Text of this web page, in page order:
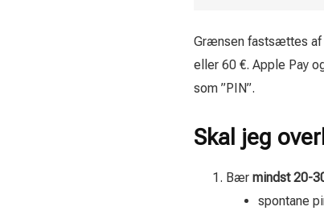
Grænsen fastsættes af
eller 60 €. Apple Pay
som ”PIN”.
Skal jeg
Bær mindst 20-
spontane